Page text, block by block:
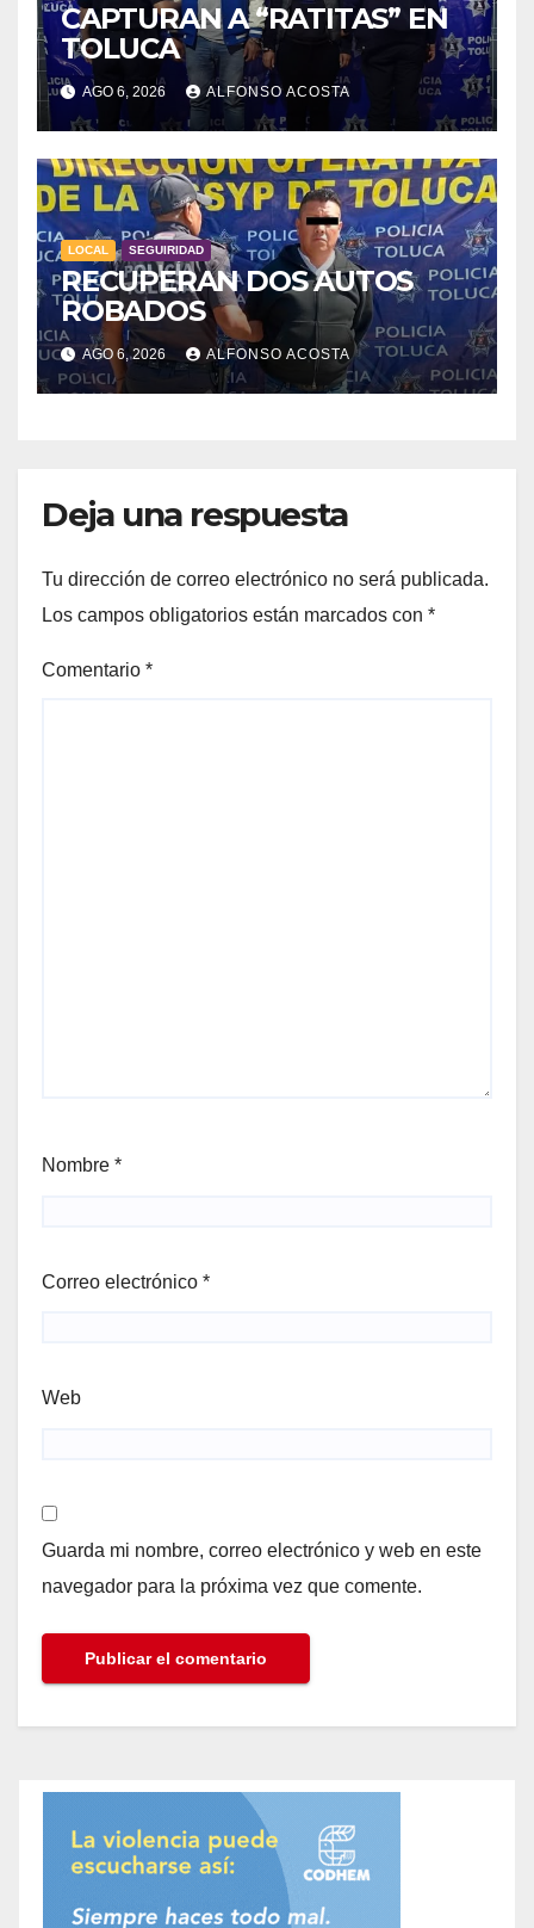
CAPTURAN A “RATITAS” EN
TOLUCA
AGO 6, 2026 ALFONSO ACOSTA
LOCAL SEGUIRIDAD
RECUPERAN DOS AUTOS
ROBADOS
AGO 6, 2026 ALFONSO ACOSTA
Deja una respuesta
Tu dirección de correo electrónico no será publicada.
Los campos obligatorios están marcados con *
Comentario *
Nombre *
Correo electrónico *
Web
Guarda mi nombre, correo electrónico y web en este
navegador para la próxima vez que comente.